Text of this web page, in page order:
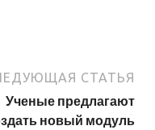
СТАТЬЯ
Ученые предлагают
новый модуль